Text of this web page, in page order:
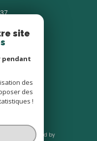
Gallieni
seine
sur
powered by
site
pendant
des
des
!